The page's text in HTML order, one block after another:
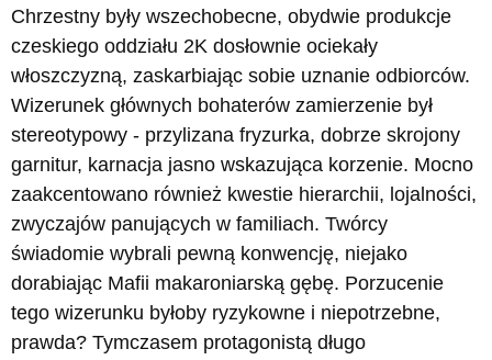
Chrzestny były wszechobecne, obydwie produkcje
czeskiego oddziału 2K dosłownie ociekały
włoszczyzną, zaskarbiając sobie uznanie odbiorców.
Wizerunek głównych bohaterów zamierzenie był
stereotypowy - przylizana fryzurka, dobrze skrojony
garnitur, karnacja jasno wskazująca korzenie. Mocno
zaakcentowano również kwestie hierarchii, lojalności,
zwyczajów panujących w familiach. Twórcy
świadomie wybrali pewną konwencję, niejako
dorabiając Mafii makaroniarską gębę. Porzucenie
tego wizerunku byłoby ryzykowne i niepotrzebne,
prawda? Tymczasem protagonistą długo